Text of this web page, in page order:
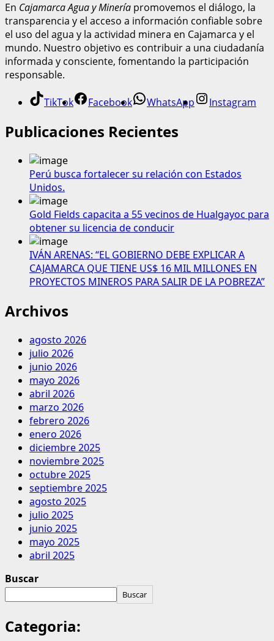
En Cajamarca Agua y Minería promovemos el diálogo, la
transparencia y el acceso a información confiable sobre
el uso del agua y la actividad minera en Cajamarca y el
mundo. Nuestro objetivo es contribuir a una ciudadanía
informada y consciente, fomentando la participación
responsable.
TikTok Facebook WhatsApp Instagram
Publicaciones Recientes
Perú busca fortalecer su relación con Estados
Unidos.
Gold Fields capacita a 55 vecinos de Hualgayoc para
obtener su licencia de conducir
IVÁN ARENAS: “EL GOBIERNO DEBE EXPLICAR A
CAJAMARCA QUE TIENE US$ 16 MIL MILLONES EN
PROYECTOS MINEROS PARA SALIR DE LA POBREZA”
Archivos
agosto 2026
julio 2026
junio 2026
mayo 2026
abril 2026
marzo 2026
febrero 2026
enero 2026
diciembre 2025
noviembre 2025
octubre 2025
septiembre 2025
agosto 2025
julio 2025
junio 2025
mayo 2025
abril 2025
Buscar
Buscar
Categoria: